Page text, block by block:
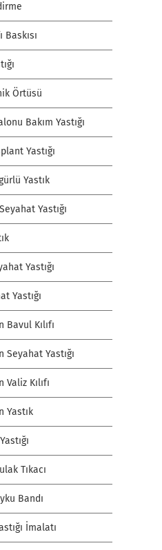
Baskısı
Örtüsü
Bakım Yastığı
Yastığı
Yastık
Yastığı
Yastığı
Yastığı
Bavul Kılıfı
Seyahat Yastığı
Kılıfı
Yastık
Tıkacı
Bandı
İmalatı